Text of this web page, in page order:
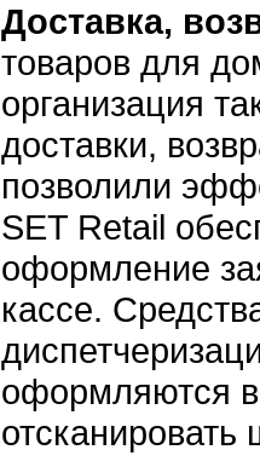
Доставка,
товаров для
организация
доставки,
позволили
SET Retail
оформление
кассе.
оформляются
отсканировать